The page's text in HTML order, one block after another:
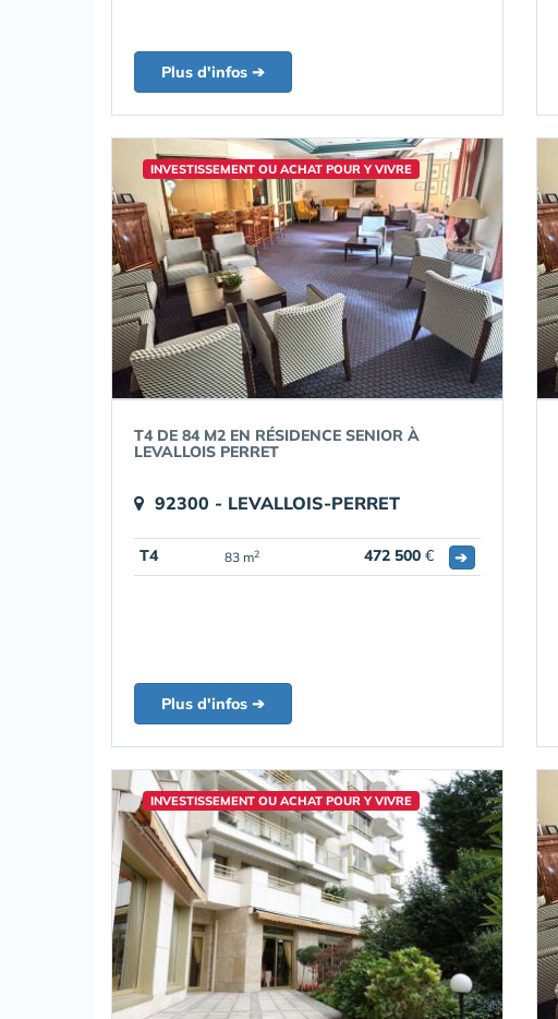
Plus d'infos ➔
INVESTISSEMENT OU ACHAT POUR Y VIVRE
T4 DE 84 M2 EN RÉSIDENCE SENIOR À
LEVALLOIS PERRET
92300 - LEVALLOIS-PERRET
T4 83 m2 472 500 € ➔
Plus d'infos ➔
INVESTISSEMENT OU ACHAT POUR Y VIVRE